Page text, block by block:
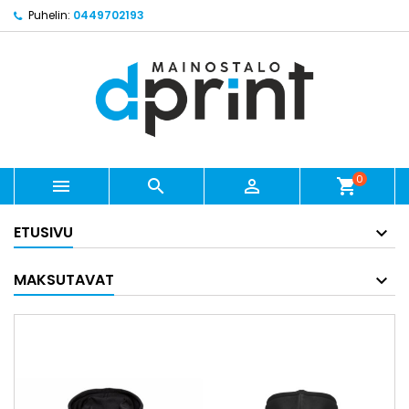
Puhelin: 0449702193
   shopping_cart0
ETUSIVU
MAKSUTAVAT